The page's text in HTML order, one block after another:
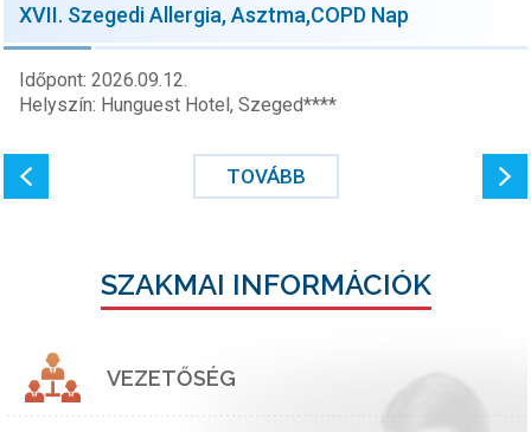
XVII. Szegedi Allergia, Asztma,COPD Nap
Időpont: 2026.09.12.
Helyszín: Hunguest Hotel, Szeged****
TOVÁBB
SZAKMAI INFORMÁCIÓK
VEZETŐSÉG